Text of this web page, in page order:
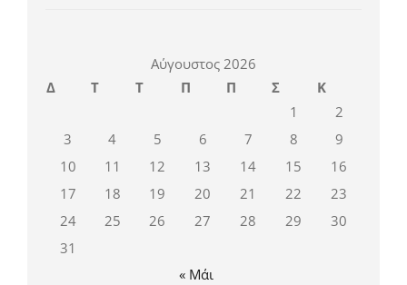
Αύγουστος 2026
Δ
Τ Τ Π Π Σ
Κ
1
2
3
4 5 6 7 8
9
10
11 12 13 14 15
16
17
18 19 20 21 22
23
24
25 26 27 28 29
30
31
« Μάι